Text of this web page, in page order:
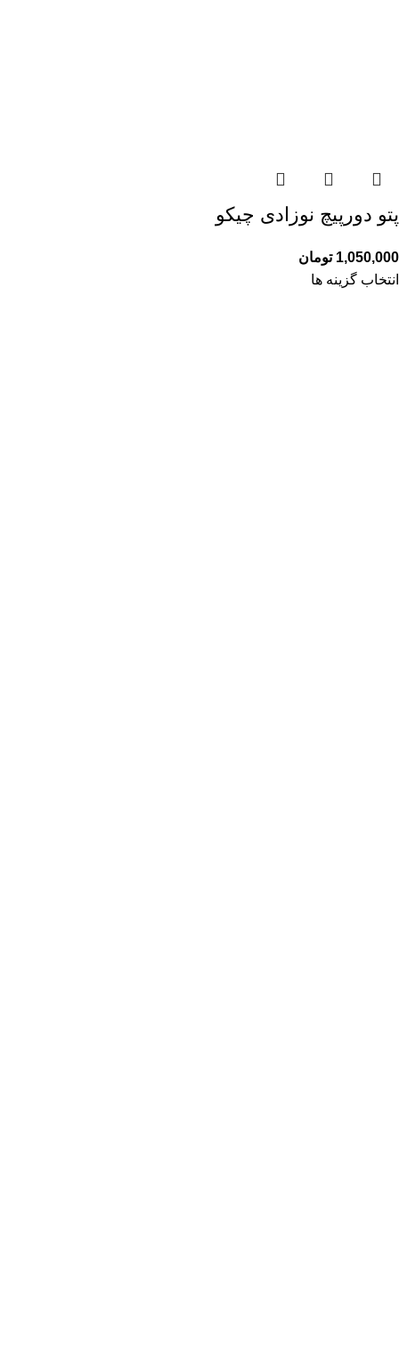
پتو دورپیچ نوزادی چیكو
1,050,000 تومان
انتخاب گزینه ها